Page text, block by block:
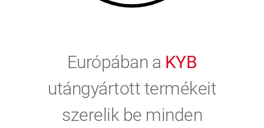
Európában a KYB
utángyártott termékeit
szerelik be minden